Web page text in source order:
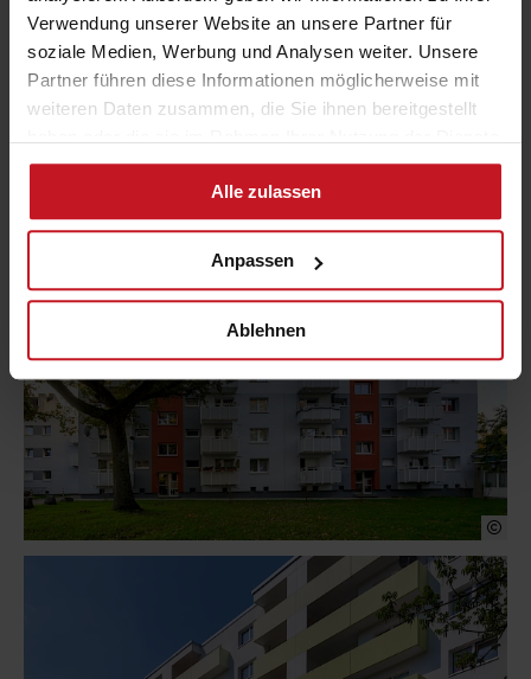
Verwendung unserer Website an unsere Partner für
soziale Medien, Werbung und Analysen weiter. Unsere
Partner führen diese Informationen möglicherweise mit
weiteren Daten zusammen, die Sie ihnen bereitgestellt
gesammelt haben. Sie können der Verwendung von
notwendigen Cookies zustimmen oder Ihre individuelle
Auswahl bestätigen.
Alle zulassen
Anpassen
Ablehnen